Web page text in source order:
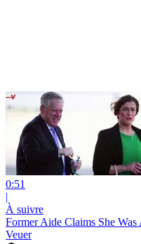
0:51
|
À suivre
Former Aide Claims She
Veuer